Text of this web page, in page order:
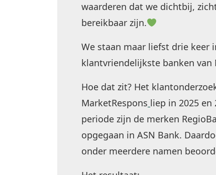
waarderen dat we dichtbij,
bereikbaar zijn.
We staan maar liefst drie keer
klantvriendelijkste banken van
Hoe dat zit? Het
MarketRespons liep in 2025 en
periode zijn de merken
opgegaan in ASN Bank.
onder meerdere namen